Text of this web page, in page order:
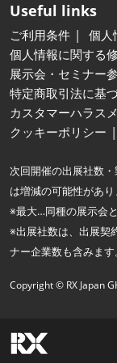
Useful links
ご利用条件
個人
個人情報に関する
展示会・セミナー
特定商取引法に基
カスタマーハラス
クッキーポリシー
次回開催の出展社数
は増減の可能性があり
※最大…同種の展示会
※出展社数は、出展契
ナー企業数も含みます。
Copyright © RX Japan